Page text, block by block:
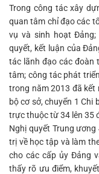
Trong công tác xây
quan tâm chỉ đạo các
vụ và sinh hoạt
quyết, kết luận của
tác lãnh đạo các đoàn
tâm; công tác phát
trong năm 2013 đã kết
bộ cơ sở, chuyển 1
trực thuộc từ 34 lên 35
Nghị quyết Trung
trị về học tập và làm
cho các cấp ủy Đảng
thấy rõ ưu điểm,